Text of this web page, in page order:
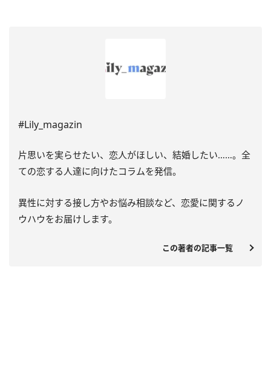
#Lily_magazin
片思いを実らせたい、恋人がほしい、結婚したい……。全
ての恋する人達に向けたコラムを発信。
異性に対する接し方やお悩み相談など、恋愛に関するノ
ウハウをお届けします。
この著者の記事一覧